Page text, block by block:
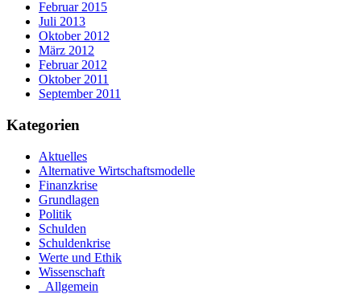
Februar 2015
Juli 2013
Oktober 2012
März 2012
Februar 2012
Oktober 2011
September 2011
Kategorien
Aktuelles
Alternative Wirtschaftsmodelle
Finanzkrise
Grundlagen
Politik
Schulden
Schuldenkrise
Werte und Ethik
Wissenschaft
_Allgemein